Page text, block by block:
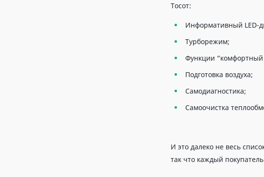
Тосот:
Информативный LED-
Турборежим;
Функции
Подготовка воздуха;
Самодиагностика;
Самоочистка
И это далеко не весь
так что каждый